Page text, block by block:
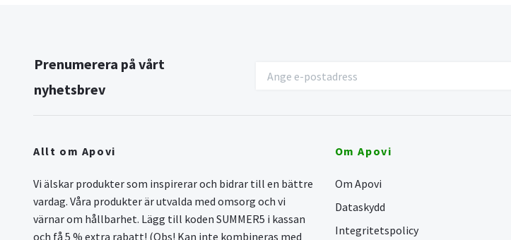
Prenumerera på vårt
nyhetsbrev
Allt om Apovi
Vi älskar produkter som inspirerar och bidrar till en bättre
vardag. Våra produkter är utvalda med omsorg och vi
värnar om hållbarhet. Lägg till koden SUMMER5 i kassan
och få 5 % extra rabatt! (Obs! Kan inte kombineras med
Om Apovi
Om Apovi
Dataskydd
Integritetspolicy